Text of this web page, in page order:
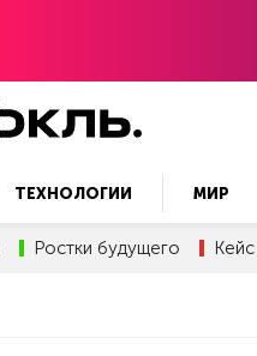
ТЕХНОЛОГИИ МИР
Ростки будущего Кейс